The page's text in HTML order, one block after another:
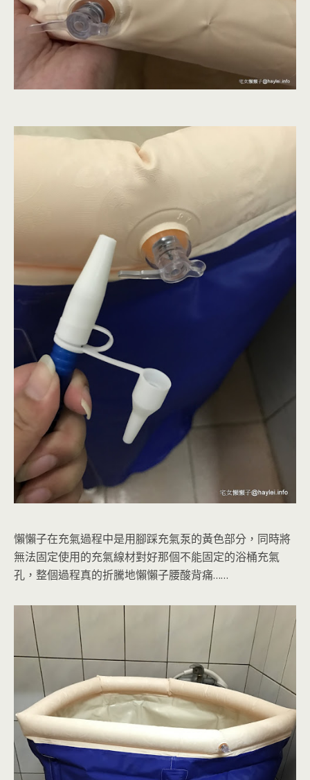
懶懶子在充氣過程中是用腳踩充氣泵的黃色部分，同時將
無法固定使用的充氣線材對好那個不能固定的浴桶充氣
孔，整個過程真的折騰地懶懶子腰酸背痛……